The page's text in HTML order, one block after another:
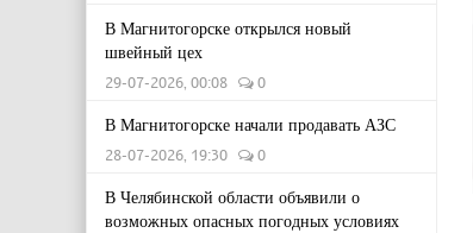
В Магнитогорске открылся новый
швейный цех
29-07-2026, 00:08 0
В Магнитогорске начали продавать АЗС
28-07-2026, 19:30 0
В Челябинской области объявили о
возможных опасных погодных условиях